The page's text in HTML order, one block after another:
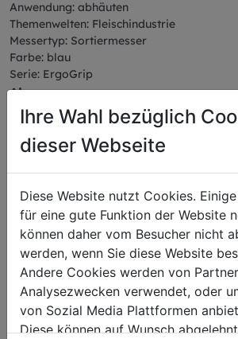
Anwendung: abhäuten
Themenwelten: Fleischindustrie
Messertyp: Sortiermesser
Farbe: blau
Serie: ErgoGrip
Abmessungen
Länge: 34,50 cm
Höhe: 8,58 cm
Das könnte
Ihre Wahl bezüglich
dieser Webseite
Diese Website nutzt Cookies.
für eine gute Funktion der Website
können daher vom Besucher nicht
werden, wenn Sie diese Website
Andere Cookies werden von
Analysezwecken verwendet, oder
von Sozial Media Plattformen
Diese können auf Wunsch